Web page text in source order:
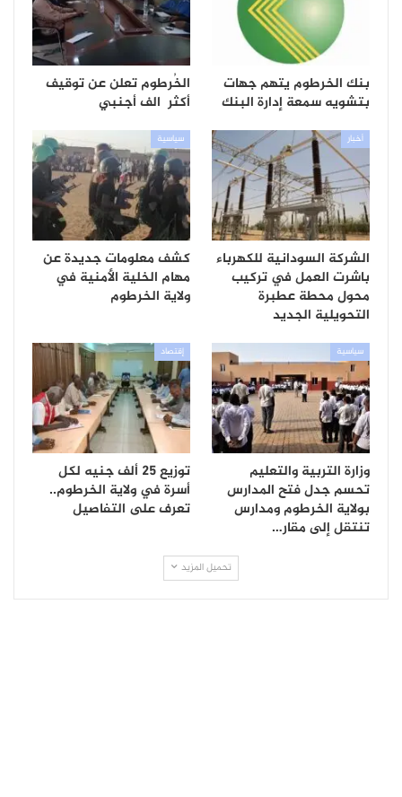
بنك الخرطوم يتهم جهات
بتشويه سمعة إدارة البنك
الخُرطوم تعلن عن توقيف
أكثر الف أجنبي
أخبار
الشركة السودانية للكهرباء
باشرت العمل في تركيب
محول محطة عطبرة
التحويلية الجديد
سياسية
كشف معلومات جديدة عن
مهام الخلية الأمنية في
ولاية الخرطوم
سياسية
وزارة التربية والتعليم
تحسم جدل فتح المدارس
بولاية الخرطوم ومدارس
تنتقل إلى مقار…
إقتصاد
توزيع 25 ألف جنيه لكل
أسرة في ولاية الخرطوم..
تعرف على التفاصيل
تحميل المزيد